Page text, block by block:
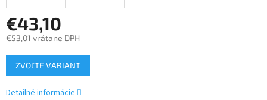
€43,10
€53,01 vrátane DPH
Jednotková
cena:
ZVOĽTE VARIANT
Detailné informácie